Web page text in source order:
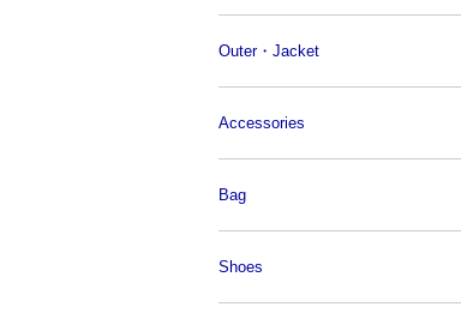
Outer・Jacket
Accessories
Bag
Shoes